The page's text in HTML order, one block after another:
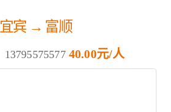
宜宾 → 富顺
13795575577 40.00元/人